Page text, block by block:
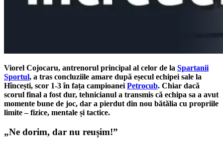
Viorel Cojocaru, antrenorul principal al celor de la Spartanii
Sportul, a tras concluziile amare după eșecul echipei sale la
Hîncești, scor 1-3 în fața campioanei Petrocub. Chiar dacă
scorul final a fost dur, tehnicianul a transmis că echipa sa a avut
momente bune de joc, dar a pierdut din nou bătălia cu propriile
limite – fizice, mentale și tactice.
„Ne dorim, dar nu reușim!”